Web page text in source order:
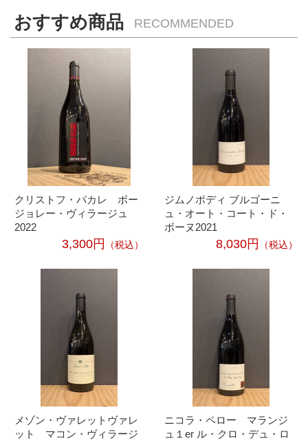
おすすめ商品 RECOMMENDED
クリストフ・パカレ ボー
ジョレー・ヴィラージュ
2022
3,300円 （税込）
ジムノポディ ブルゴーニ
ュ・オート・コート・ド・
ボーヌ2021
8,030円 （税込）
メゾン・ヴァレットヴァレ
ット マコン・ヴィラージ
ニコラ・ペロー マランジ
ュ１er ル・クロ・デュ・ロ